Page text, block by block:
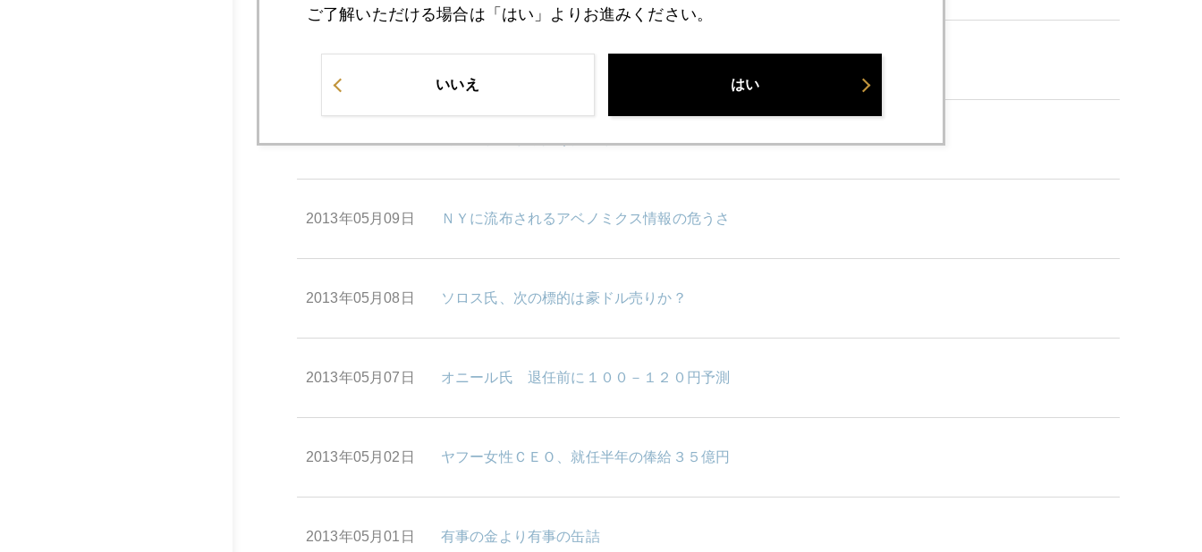
2013年05月13日 ＴＰＰ，尖閣にからむ円安問題
2013年05月09日 ＮＹに流布されるアベノミクス情報の危うさ
2013年05月08日 ソロス氏、次の標的は豪ドル売りか？
2013年05月07日 オニール氏 退任前に１００－１２０円予測
2013年05月02日 ヤフー女性ＣＥＯ、就任半年の俸給３５億円
2013年05月01日 有事の金より有事の缶詰
ご了解いただける場合は「はい」よりお進みください。
いいえ はい